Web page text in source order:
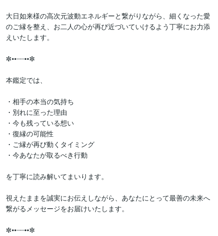
大日如来様の高次元波動エネルギーと繋がりながら、細くなった愛
のご縁を整え、お二人の心が再び近づいていけるよう丁寧にお力添
えいたします。
✼••┈┈••✼
本鑑定では、
・相手の本当の気持ち
・別れに至った理由
・今も残っている想い
・復縁の可能性
・ご縁が再び動くタイミング
・今あなたが取るべき行動
を丁寧に読み解いてまいります。
視えたままを誠実にお伝えしながら、あなたにとって最善の未来へ
繋がるメッセージをお届けいたします。
✼••┈┈••✼